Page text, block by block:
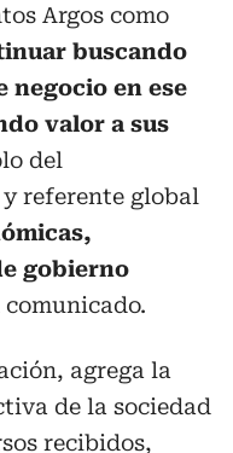
Argos como
buscando
negocio en ese
valor a sus
del
referente global
gobierno
agrega la
de la sociedad
recibidos,